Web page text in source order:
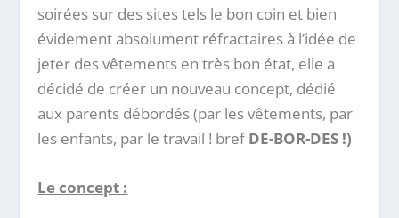
soirées sur des sites tels le bon coin et bien
évidement absolument réfractaires à l’idée de
jeter des vêtements en très bon état, elle a
décidé de créer un nouveau concept, dédié
aux parents débordés (par les vêtements, par
les enfants, par le travail ! brefDE-BOR-DES !)
Le concept :